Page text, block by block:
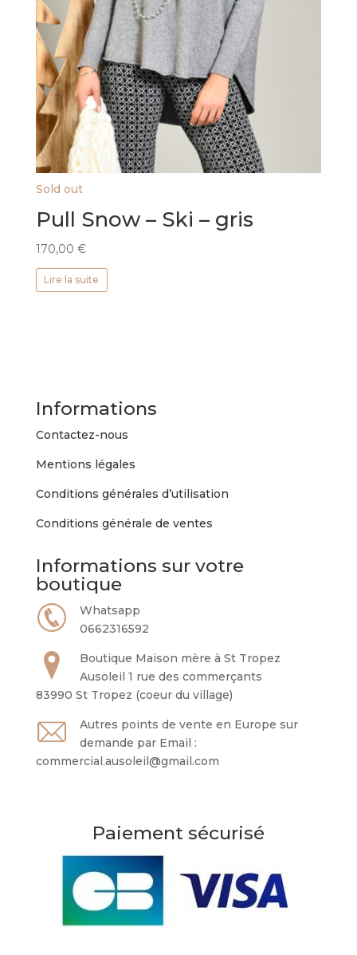
Sold out
Pull Snow – Ski – gris
170,00 €
Lire la suite
Informations
Contactez-nous
Mentions légales
Conditions générales d’utilisation
Conditions générale de ventes
Informations sur votre
boutique
Whatsapp
0662316592
Boutique Maison mère à St Tropez
Ausoleil 1 rue des commerçants
83990 St Tropez (coeur du village)
Autres points de vente en Europe sur
demande par Email :
commercial.ausoleil@gmail.com
Paiement sécurisé